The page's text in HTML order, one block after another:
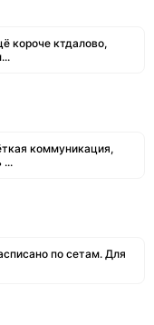
короче ктдалово,
коммуникация,
...
по сетам. Для